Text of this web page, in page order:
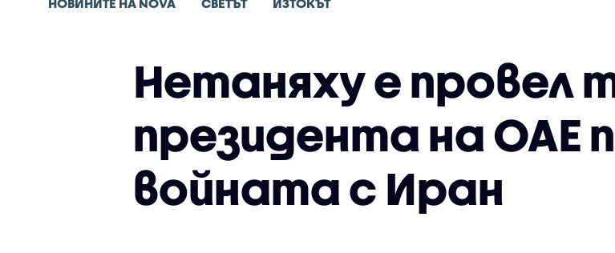
Нетаняху е провел
президента на ОАЕ
войната с Иран